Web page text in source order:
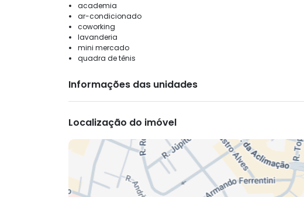
academia
ar-condicionado
coworking
lavanderia
mini mercado
quadra de tênis
Informações das unidades
Localização do imóvel